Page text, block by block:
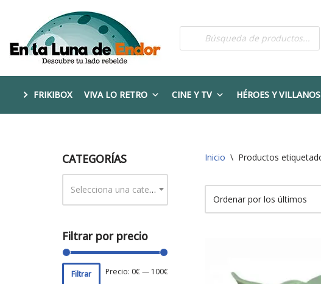
al
contenido
FRIKIBOX VIVA LO RETRO CINE Y TV HÉROES Y VILLANOS
CATEGORÍAS
Selecciona una categoría
Filtrar por precio
Filtrar Precio: 0€— 100€
Inicio \ Productos